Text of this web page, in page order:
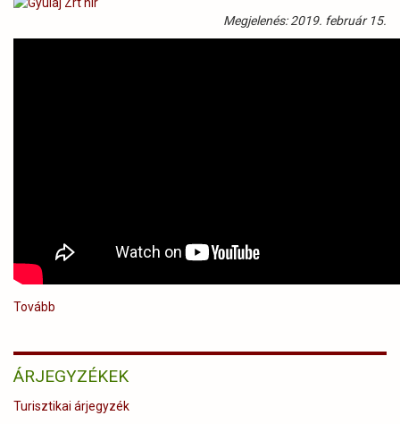
Megjelenés: 2019. február 15.
Tovább
vadászatról
értékeiről)
ÁRJEGYZÉKEK
Turisztikai árjegyzék